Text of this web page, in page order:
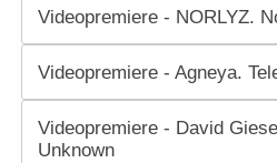
Videopremiere - NORLYZ.
Videopremiere - Agneya.
Videopremiere - David
Unknown